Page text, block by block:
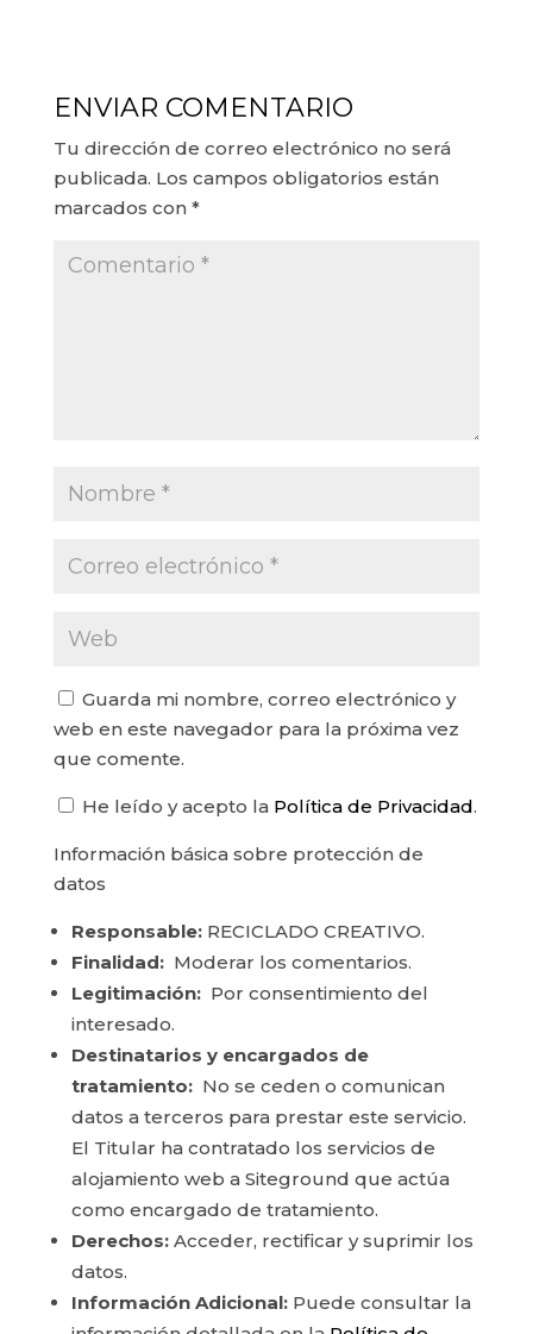
ENVIAR COMENTARIO
Tu dirección de correo electrónico no será
publicada. Los campos obligatorios están
marcados con *
Guarda mi nombre, correo electrónico y
web en este navegador para la próxima vez
que comente.
He leído y acepto la Política de Privacidad.
Información básica sobre protección de
datos
Responsable:RECICLADO CREATIVO.
Finalidad:Moderar los comentarios.
Legitimación:Por consentimiento del
interesado.
Destinatarios y encargados de
tratamiento:No se ceden o comunican
datos a terceros para prestar este servicio.
El Titular ha contratado los servicios de
alojamiento web a Siteground que actúa
como encargado de tratamiento.
Derechos:Acceder, rectificar y suprimir los
datos.
Información Adicional:Puede consultar la